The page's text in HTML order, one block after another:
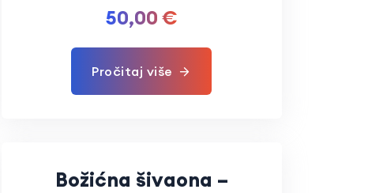
50,00 €
Pročitaj više
Božićna šivaona –